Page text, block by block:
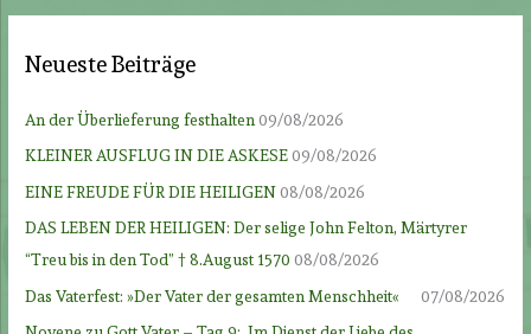
Neueste Beiträge
An der Überlieferung festhalten 09/08/2026
KLEINER AUSFLUG IN DIE ASKESE09/08/2026
EINE FREUDE FÜR DIE HEILIGEN08/08/2026
DAS LEBEN DER HEILIGEN: Der selige John Felton, Märtyrer
“Treu bis in den Tod” † 8.August 1570 08/08/2026
Das Vaterfest: »Der Vater der gesamten Menschheit«
07/08/2026